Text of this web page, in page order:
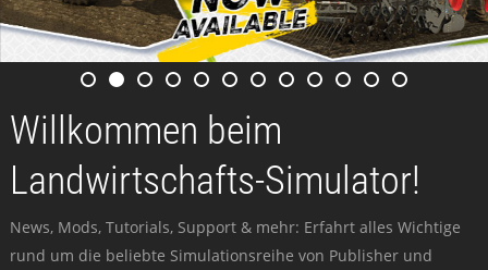
Willkommen beim
Landwirtschafts-Simulator!
News, Mods, Tutorials, Support & mehr: Erfahrt alles Wichtige
rund um die beliebte Simulationsreihe von Publisher und